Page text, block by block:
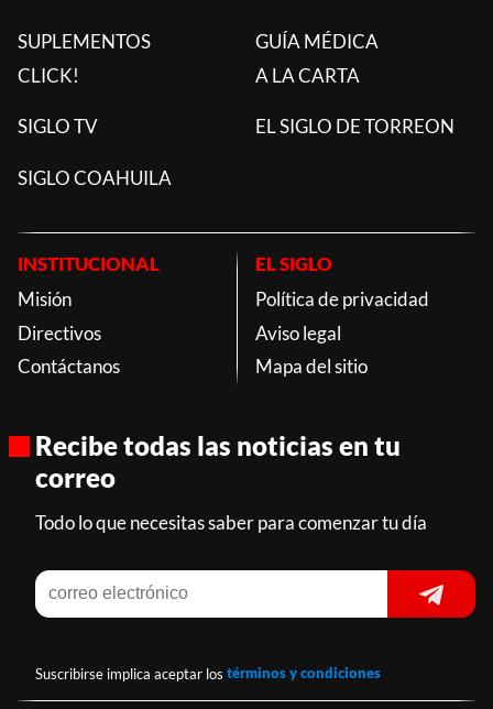
SUPLEMENTOS
CLICK!
GUÍA MÉDICA
A LA CARTA
SIGLO TV EL SIGLO DE TORREON
SIGLO COAHUILA
INSTITUCIONAL
Misión
Directivos
Contáctanos
EL SIGLO
Política de privacidad
Aviso legal
Mapa del sitio
Recibe todas las noticias en tu
correo
Todo lo que necesitas saber para comenzar tu día
Suscribirse implica aceptar los términos y condiciones